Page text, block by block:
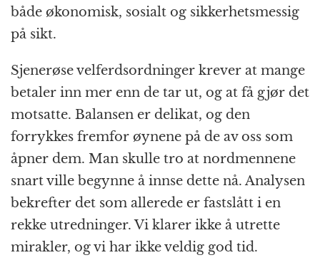
både økonomisk, sosialt og sikkerhets­messig
på sikt.
Sjenerøse velferdsordninger krever at mange
betaler inn mer enn de tar ut, og at få gjør det
motsatte. Balansen er delikat, og den
forrykkes fremfor øynene på de av oss som
åpner dem. Man skulle tro at nordmennene
snart ville begynne å innse dette nå. Analysen
bekrefter det som allerede er fastslått i en
rekke utredninger. Vi klarer ikke å utrette
mirakler, og vi har ikke veldig god tid.